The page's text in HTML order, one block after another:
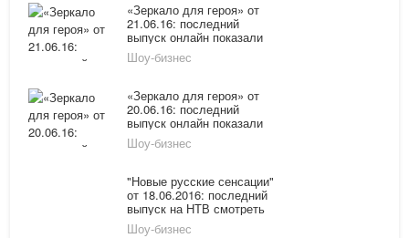
«Зеркало для героя» от
21.06.16: последний
выпуск онлайн показали
по НТВ
Шоу-бизнес
«Зеркало для героя» от
20.06.16: последний
выпуск онлайн показали
по НТВ
Шоу-бизнес
"Новые русские сенсации"
от 18.06.2016: последний
выпуск на НТВ смотреть
онлайн: Маша Распутина
Шоу-бизнес